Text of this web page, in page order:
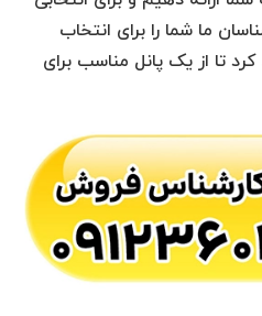
ما شما را برای انتخاب
تا از یک پانل مناسب برای